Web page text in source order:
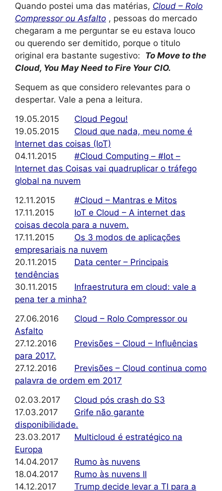
Quando postei uma das matérias, Cloud – Rolo
Compressor ou Asfalto , pessoas do mercado
chegaram a me perguntar se eu estava louco
ou querendo ser demitido, porque o titulo
original era bastante sugestivo: To Move to the
Cloud, You May Need to Fire Your CIO.
Sequem as que considero relevantes para o
despertar. Vale a pena a leitura.
19.05.2015
Cloud Pegou!
19.05.2015
Cloud que nada, meu nome é
Internet das coisas (IoT)
04.11.2015
#Cloud Computing – #Iot –
Internet das Coisas vai quadruplicar o tráfego
global na nuvem
12.11.2015
#Cloud – Mantras e Mitos
17.11.2015
IoT e Cloud – A internet das
coisas decola para a nuvem.
17.11.2015
Os 3 modos de aplicações
empresariais na nuvem
20.11.2015
Data center – Principais
tendências
30.11.2015
Infraestrutura em cloud: vale a
pena ter a minha?
27.06.2016
Cloud – Rolo Compressor ou
Asfalto
27.12.2016
Previsões – Cloud – Influências
para 2017.
27.12.2016
Previsões – Cloud continua como
palavra de ordem em 2017
02.03.2017
Cloud pós crash do S3
17.03.2017
Grife não garante
disponibilidade.
23.03.2017
Multicloud é estratégico na
Europa
14.04.2017
Rumo às nuvens
18.04.2017
Rumo às nuvens II
14.12.2017
Trump decide levar a TI para a